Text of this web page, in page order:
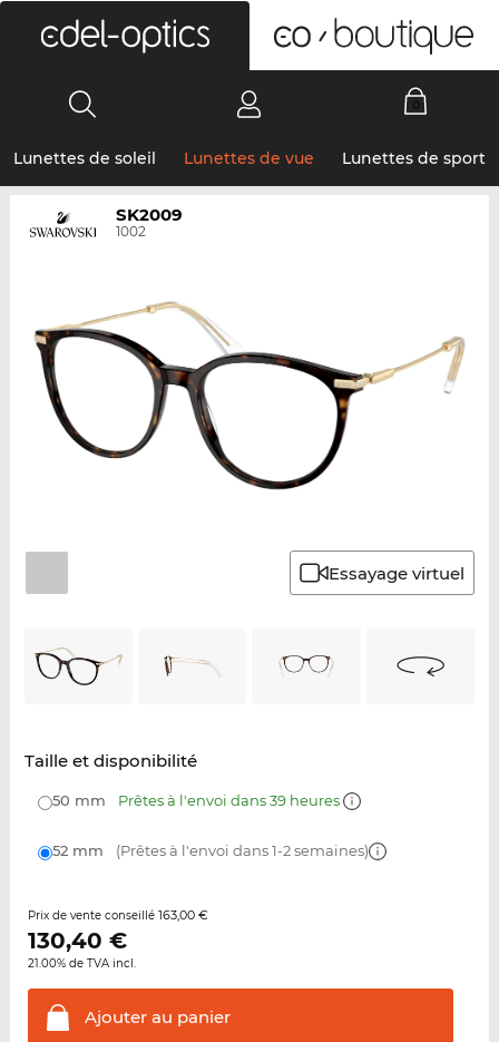
Lunettes de soleil Lunettes de vue Lunettes de sport
SK2009
1002
Essayage virtuel
Taille et disponibilité
50 mm Prêtes à l'envoi dans 39 heures
52 mm (Prêtes à l'envoi dans 1-2 semaines)
Prix de vente conseillé 163,00 €
130,40 €
21.00% de TVA incl.
Ajouter au panier